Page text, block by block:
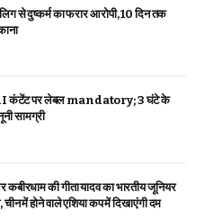
से दुष्कर्म का फरार आरोपी, 10 दिन तक
AI कंटेंट पर लेबल mandatory; 3 घंटे के
सामग्री
की गीता यादव का भारतीय जूनियर
चीन में होने वाले एशिया कप में दिखाएंगी दम